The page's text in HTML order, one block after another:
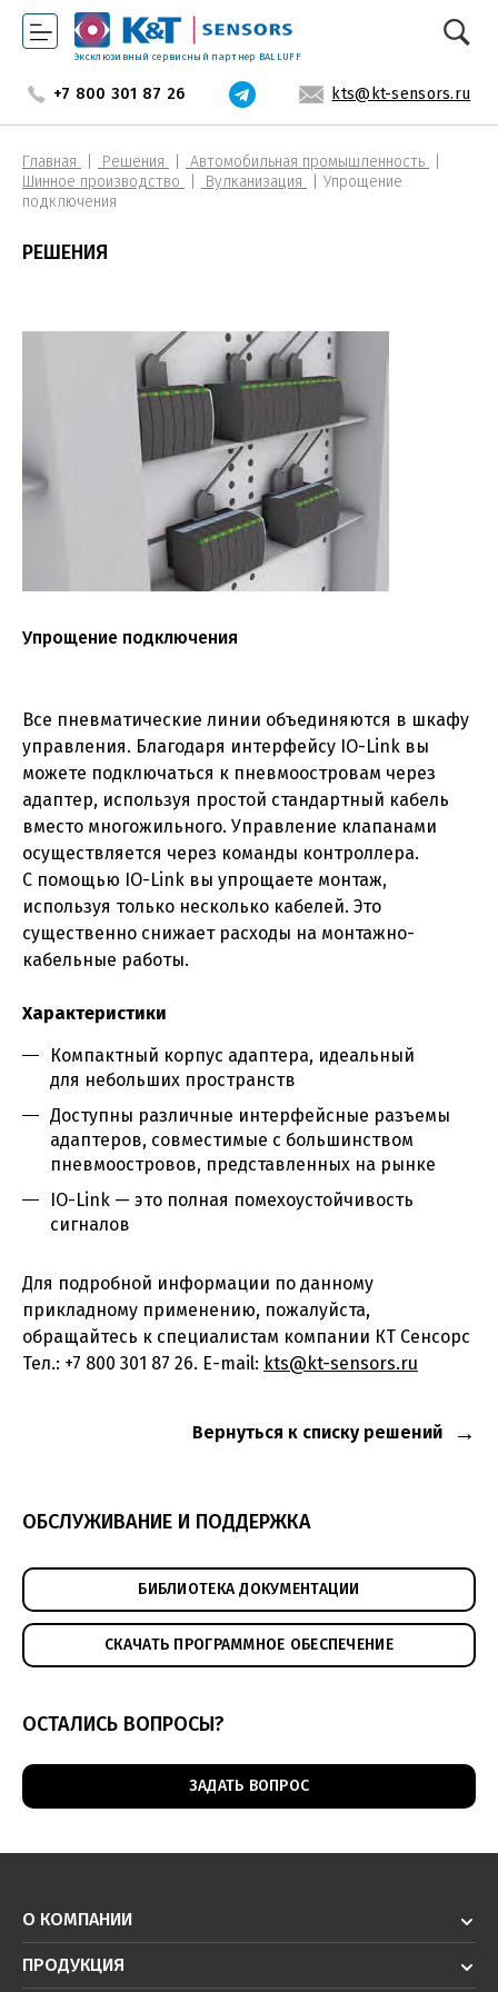
Эксклюзивный сервисный партнер BALLUFF
+7 800 301 87 26 kts@kt-sensors.ru
Главная Решения
Автомобильная промышленность
Шинное производство
Вулканизация
Упрощение
подключения
РЕШЕНИЯ
Упрощение подключения
Все пневматические линии объединяются в шкафу
управления. Благодаря интерфейсу IO-Link вы
можете подключаться к пневмоостровам через
адаптер, используя простой стандартный кабель
вместо многожильного. Управление клапанами
осуществляется через команды контроллера.
С помощью IO-Link вы упрощаете монтаж,
используя только несколько кабелей. Это
существенно снижает расходы на монтажно-
кабельные работы.
Характеристики
Компактный корпус адаптера, идеальный
для небольших пространств
Доступны различные интерфейсные разъемы
адаптеров, совместимые с большинством
пневмоостровов, представленных на рынке
IO-Link — это полная помехоустойчивость
сигналов
Для подробной информации по данному
прикладному применению, пожалуйста,
обращайтесь к специалистам компании КТ Сенсорс
Тел.: +7 800 301 87 26. E-mail: kts@kt-sensors.ru
Вернуться к списку решений
ОБСЛУЖИВАНИЕ И ПОДДЕРЖКА
БИБЛИОТЕКА ДОКУМЕНТАЦИИ
СКАЧАТЬ ПРОГРАММНОЕ ОБЕСПЕЧЕНИЕ
ОСТАЛИСЬ ВОПРОСЫ?
ЗАДАТЬ ВОПРОС
О КОМПАНИИ
ПРОДУКЦИЯ